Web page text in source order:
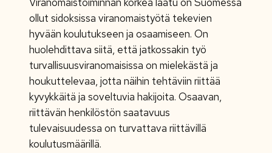
ollut sidoksissa viranomaistyötä tekevien
hyvään koulutukseen ja osaamiseen. On
huolehdittava siitä, että jatkossakin työ
turvallisuusviranomaisissa on mielekästä ja
houkuttelevaa, jotta näihin tehtäviin riittää
kyvykkäitä ja soveltuvia hakijoita. Osaavan,
riittävän henkilöstön saatavuus
tulevaisuudessa on turvattava riittävillä
koulutusmäärillä.